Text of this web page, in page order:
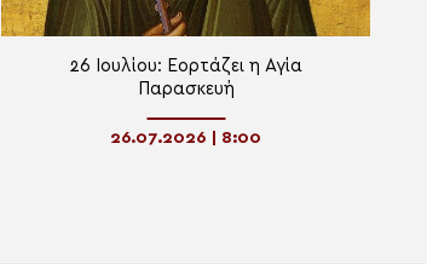
26 Ιουλίου: Εορτάζει η Αγία
Παρασκευή
26.07.2026 | 8:00